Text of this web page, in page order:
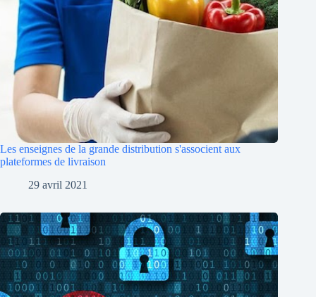
Les enseignes de la grande distribution s'associent aux
plateformes de livraison
29 avril 2021